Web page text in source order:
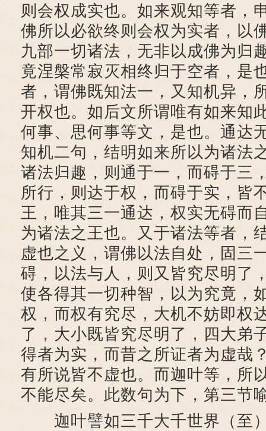
则会权成实也。如来观知等者，
佛所以必欲终则会权为实者，以
九部一切诸法，无非以成佛为归
竟涅槃常寂灭相终归于空者，是
者，谓佛既知法一，又知机异，
开权也。如后文所谓唯有如来知
何事、思何事等文，是也。通达
知机二句，结明如来所以为诸法
诸法归趣，则通于一，而碍于三
所行，则达于权，而碍于实，皆
王，唯其三一通达，权实无碍而
为诸法之王也。又于诸法等者，
虚也之义，谓佛以法自处，固三
碍，以法与人，则又皆究尽明了
使各得其一切种智，以为究竟，
权，而权有究尽，大机不妨即权
了，大小既皆究尽明了，四大弟
得者为实，而昔之所证者为虚哉
有所说皆不虚也。而迦叶等，所
不能尽矣。此数句为下，第三节
迦叶譬如三千大千世界（至